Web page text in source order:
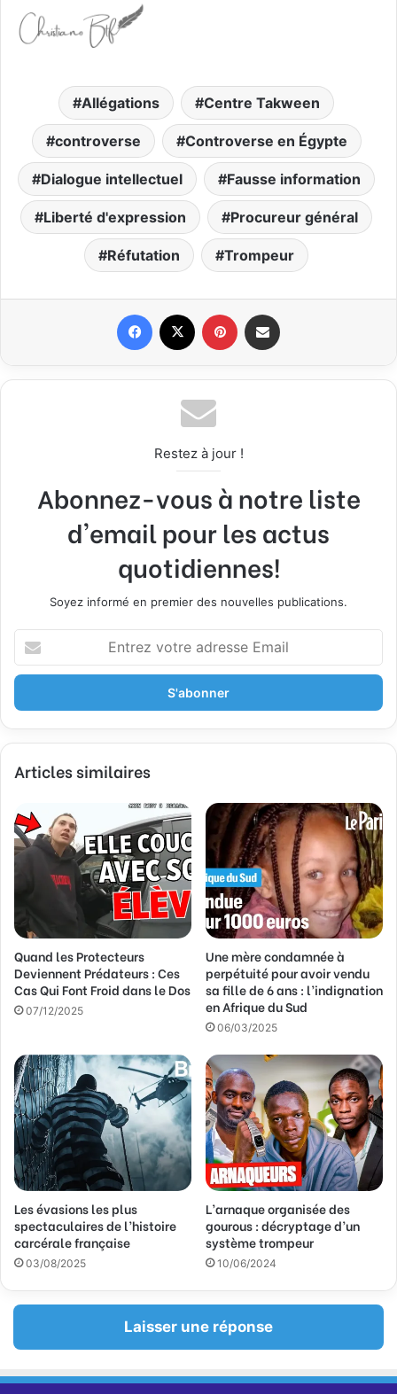
Allégations Centre Takween
controverse Controverse en Égypte
Dialogue intellectuel Fausse information
Liberté d'expression Procureur général
Réfutation Trompeur
Restez à jour !
Abonnez-vous à notre liste
d'email pour les actus
quotidiennes!
Soyez informé en premier des nouvelles publications.
t
e
z
o
e
a
d
s
e
E
m
a
Articles similaires
Quand les Protecteurs
Deviennent Prédateurs : Ces
Cas Qui Font Froid dans le Dos
07/12/2025
Une mère condamnée à
perpétuité pour avoir vendu
sa fille de 6 ans : l’indignation
en Afrique du Sud
06/03/2025
Les évasions les plus
spectaculaires de l’histoire
carcérale française
03/08/2025
L’arnaque organisée des
gourous : décryptage d’un
système trompeur
10/06/2024
Laisser une réponse